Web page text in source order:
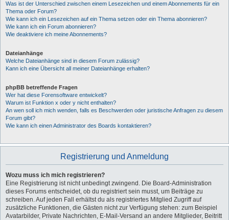
Was ist der Unterschied zwischen einem Lesezeichen und einem Abonnements für ein
Thema oder Forum?
Wie kann ich ein Lesezeichen auf ein Thema setzen oder ein Thema abonnieren?
Wie kann ich ein Forum abonnieren?
Wie deaktiviere ich meine Abonnements?
Dateianhänge
Welche Dateianhänge sind in diesem Forum zulässig?
Kann ich eine Übersicht all meiner Dateianhänge erhalten?
phpBB betreffende Fragen
Wer hat diese Forensoftware entwickelt?
Warum ist Funktion x oder y nicht enthalten?
An wen soll ich mich wenden, falls es Beschwerden oder juristische Anfragen zu diesem
Forum gibt?
Wie kann ich einen Administrator des Boards kontaktieren?
Registrierung und Anmeldung
Wozu muss ich mich registrieren?
Eine Registrierung ist nicht unbedingt zwingend. Die Board-Administration
dieses Forums entscheidet, ob du registriert sein musst, um Beiträge zu
schreiben. Auf jeden Fall erhältst du als registriertes Mitglied Zugriff auf
zusätzliche Funktionen, die Gästen nicht zur Verfügung stehen: zum Beispiel
Avatarbilder, Private Nachrichten, E-Mail-Versand an andere Mitglieder, Beitritt